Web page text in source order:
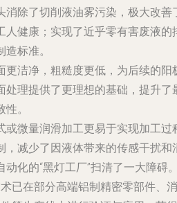
消除了切削液油雾污染，极大改善
人健康；实现了近乎零有害废液的
标准。
更洁净，粗糙度更低，为后续的阳
处理提供了更理想的基础，提升了
。
或微量润滑加工更易于实现加工过
，减少了因液体带来的传感干扰和
化的“黑灯工厂”扫清了一大障碍
已在部分高端铝制精密零部件、消